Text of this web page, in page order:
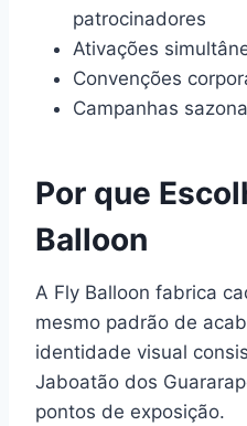
patrocinadores
Ativações
Convenções
Campanhas
Por que
Balloon
A Fly Balloon fabrica
mesmo padrão de
identidade visual
Jaboatão dos
pontos de exposição.